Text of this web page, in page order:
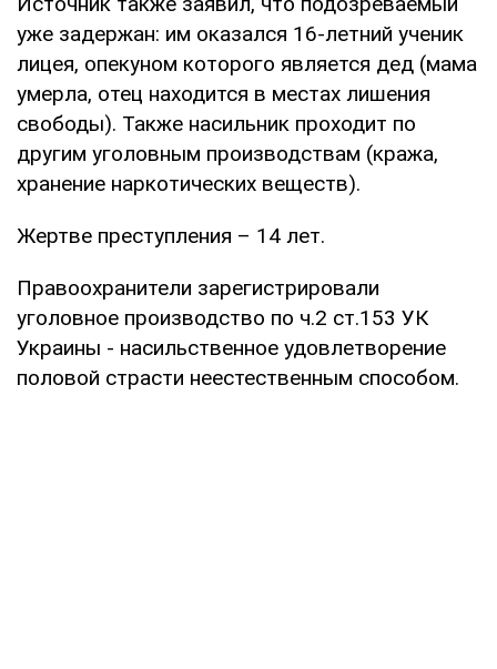
уже задержан: им оказался 16-летний ученик
лицея, опекуном которого является дед (мама
умерла, отец находится в местах лишения
свободы). Также насильник проходит по
другим уголовным производствам (кража,
хранение наркотических веществ).
Жертве преступления – 14 лет.
Правоохранители зарегистрировали
уголовное производство по ч.2 ст.153 УК
Украины - насильственное удовлетворение
половой страсти неестественным способом.